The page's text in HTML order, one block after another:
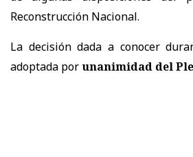
Reconstrucción Nacional.
La decisión dada a conocer
adoptada porunanimidad del